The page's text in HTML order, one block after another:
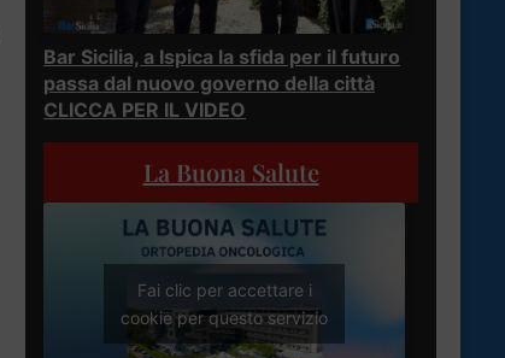
Bar Sicilia, a Ispica la sfida per il futuro
passa dal nuovo governo della città
CLICCA PER IL VIDEO
La Buona Salute
Fai clic per accettare i
cookie per questo servizio